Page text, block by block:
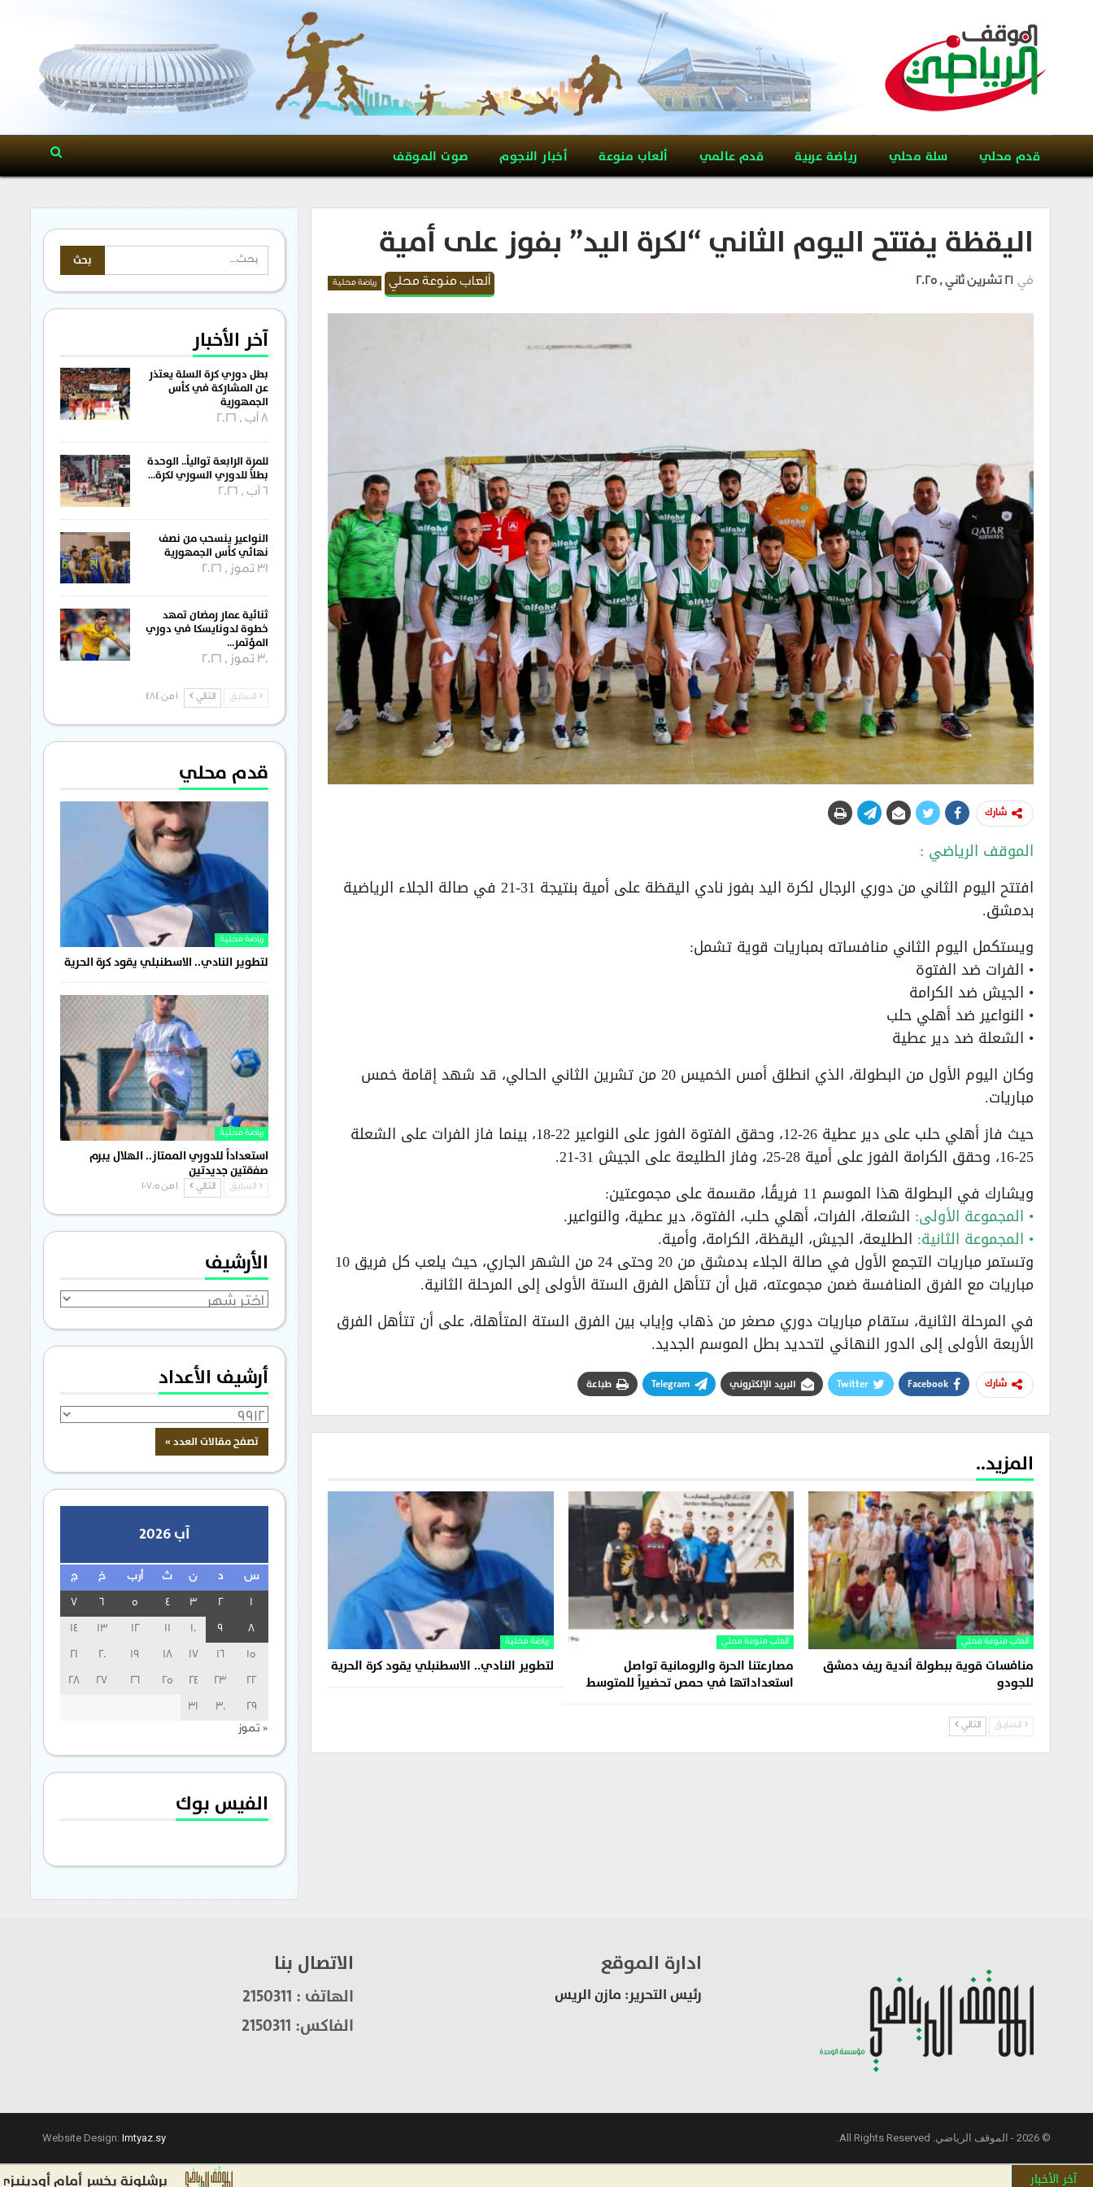
قدم محلي سلة محلي رياضة عربية قدم عالمي ألعاب منوعة أخبار النجوم صوت الموقف
اليقظة يفتتح اليوم الثاني “لكرة اليد” بفوز على أمية
ألعاب منوعة محلي رياضة محلية في 21 تشرين ثاني , 2025
شارك
الموقف الرياضي :
افتتح اليوم الثاني من دوري الرجال لكرة اليد بفوز نادي اليقظة على أمية بنتيجة 31-21 في صالة الجلاء الرياضية
بدمشق.
ويستكمل اليوم الثاني منافساته بمباريات قوية تشمل:
• الفرات ضد الفتوة
• الجيش ضد الكرامة
• النواعير ضد أهلي حلب
• الشعلة ضد دير عطية
وكان اليوم الأول من البطولة، الذي انطلق أمس الخميس 20 من تشرين الثاني الحالي، قد شهد إقامة خمس
مباريات.
حيث فاز أهلي حلب على دير عطية 26-12، وحقق الفتوة الفوز على النواعير 22-18، بينما فاز الفرات على الشعلة
25-16، وحقق الكرامة الفوز على أمية 28-25، وفاز الطليعة على الجيش 31-21.
ويشارك في البطولة هذا الموسم 11 فريقًا، مقسمة على مجموعتين:
• المجموعة الأولى: الشعلة، الفرات، أهلي حلب، الفتوة، دير عطية، والنواعير.
• المجموعة الثانية: الطليعة، الجيش، اليقظة، الكرامة، وأمية.
وتستمر مباريات التجمع الأول في صالة الجلاء بدمشق من 20 وحتى 24 من الشهر الجاري، حيث يلعب كل فريق 10
مباريات مع الفرق المنافسة ضمن مجموعته، قبل أن تتأهل الفرق الستة الأولى إلى المرحلة الثانية.
في المرحلة الثانية، ستقام مباريات دوري مصغر من ذهاب وإياب بين الفرق الستة المتأهلة، على أن تتأهل الفرق
الأربعة الأولى إلى الدور النهائي لتحديد بطل الموسم الجديد.
شارك Facebook
Twitter البريد الإلكتروني Telegram طباعة
المزيد..
ألعاب منوعة محلي
منافسات قوية ببطولة أندية ريف دمشق
للجودو
ألعاب منوعة محلي
مصارعتنا الحرة والرومانية تواصل
استعداداتها في حمص تحضيراً للمتوسط
رياضة محلية
لتطوير النادي.. الاسطنبلي يقود كرة الحرية
السابق التالي
آخر الأخبار
بطل دوري كرة السلة يعتذر
عن المشاركة في كأس
الجمهورية
8 آب , 2026
للمرة الرابعة توالياً.. الوحدة
بطلاً للدوري السوري لكرة…
6 آب , 2026
النواعير ينسحب من نصف
نهائي كأس الجمهورية
31 تموز , 2026
ثنائية عمار رمضان تمهد
خطوة لدونايسكا في دوري
المؤتمر…
30 تموز , 2026
السابق التالي 1 من 484
قدم محلي
رياضة محلية
لتطوير النادي.. الاسطنبلي يقود كرة الحرية
رياضة محلية
استعداداً للدوري الممتاز.. الهلال يبرم
صفقتين جديدتين
السابق التالي 1 من 1٬705
الأرشيف
الأرشيف
أرشيف الأعداد
آب 2026
س د ن ث أرب خ ج
1
2
3
4
5
6
7
8
9
10
11
12
13
14
15
16
17
18
19
20
21
22
23
24
25
26
27
28
29
30
31
« تموز
الفيس بوك
ادارة الموقع
رئيس التحرير: مازن الريس
الاتصال بنا
الهاتف : 2150311
الفاكس: 2150311
© 2026 - الموقف الرياضي. All Rights Reserved. Website Design: Imtyaz.sy
آخر الأخبار برشلونة يخسر أمام أودينيزي.. و